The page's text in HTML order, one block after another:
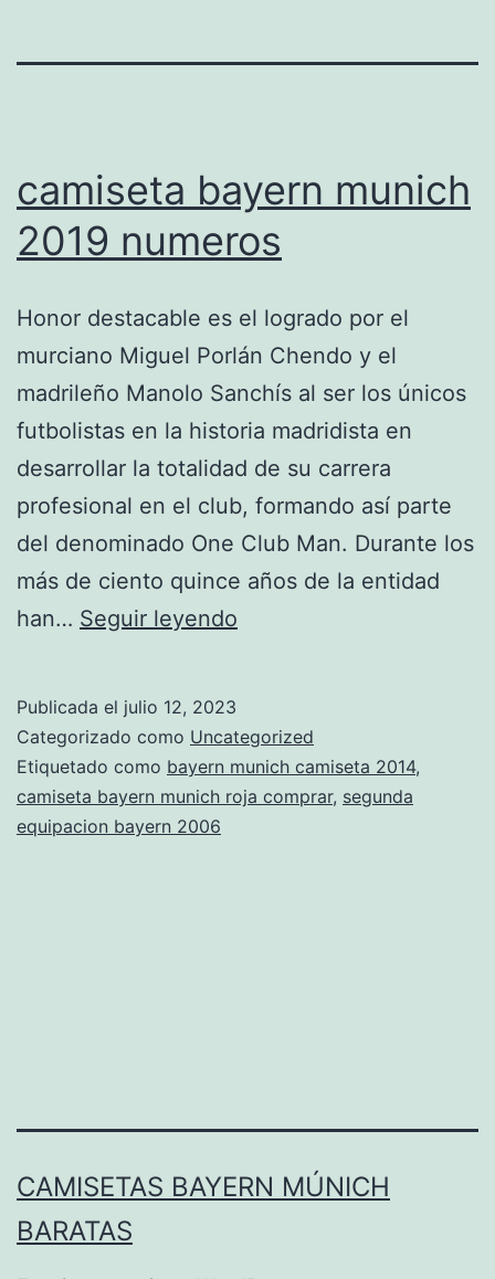
camiseta bayern munich
2019 numeros
Honor destacable es el logrado por el
murciano Miguel Porlán Chendo y el
madrileño Manolo Sanchís al ser los únicos
futbolistas en la historia madridista en
desarrollar la totalidad de su carrera
profesional en el club, formando así parte
del denominado One Club Man. Durante los
más de ciento quince años de la entidad
han… Seguir leyendo
2019
numeros
Publicada el julio 12, 2023
Categorizado como Uncategorized
Etiquetado como bayern munich camiseta 2014,
camiseta bayern munich roja comprar, segunda
equipacion bayern 2006
CAMISETAS BAYERN MÚNICH
BARATAS